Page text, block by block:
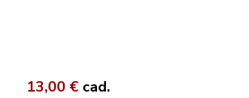
13,00 € cad.